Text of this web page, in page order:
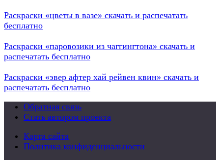
Раскраски «цветы в вазе» скачать и распечатать
бесплатно
Раскраски «паровозики из чаггингтона» скачать и
распечатать бесплатно
Раскраски «эвер афтер хай рейвен квин» скачать и
распечатать бесплатно
Обратная связь
Стать автором проекта
Карта сайта
Политика конфиденциальности